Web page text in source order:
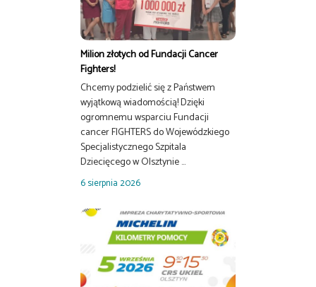
Milion złotych od Fundacji Cancer
Fighters!
Chcemy podzielić się z Państwem
wyjątkową wiadomością! Dzięki
ogromnemu wsparciu Fundacji
cancer FIGHTERS do Wojewódzkiego
Specjalistycznego Szpitala
Dziecięcego w Olsztynie ...
6 sierpnia 2026